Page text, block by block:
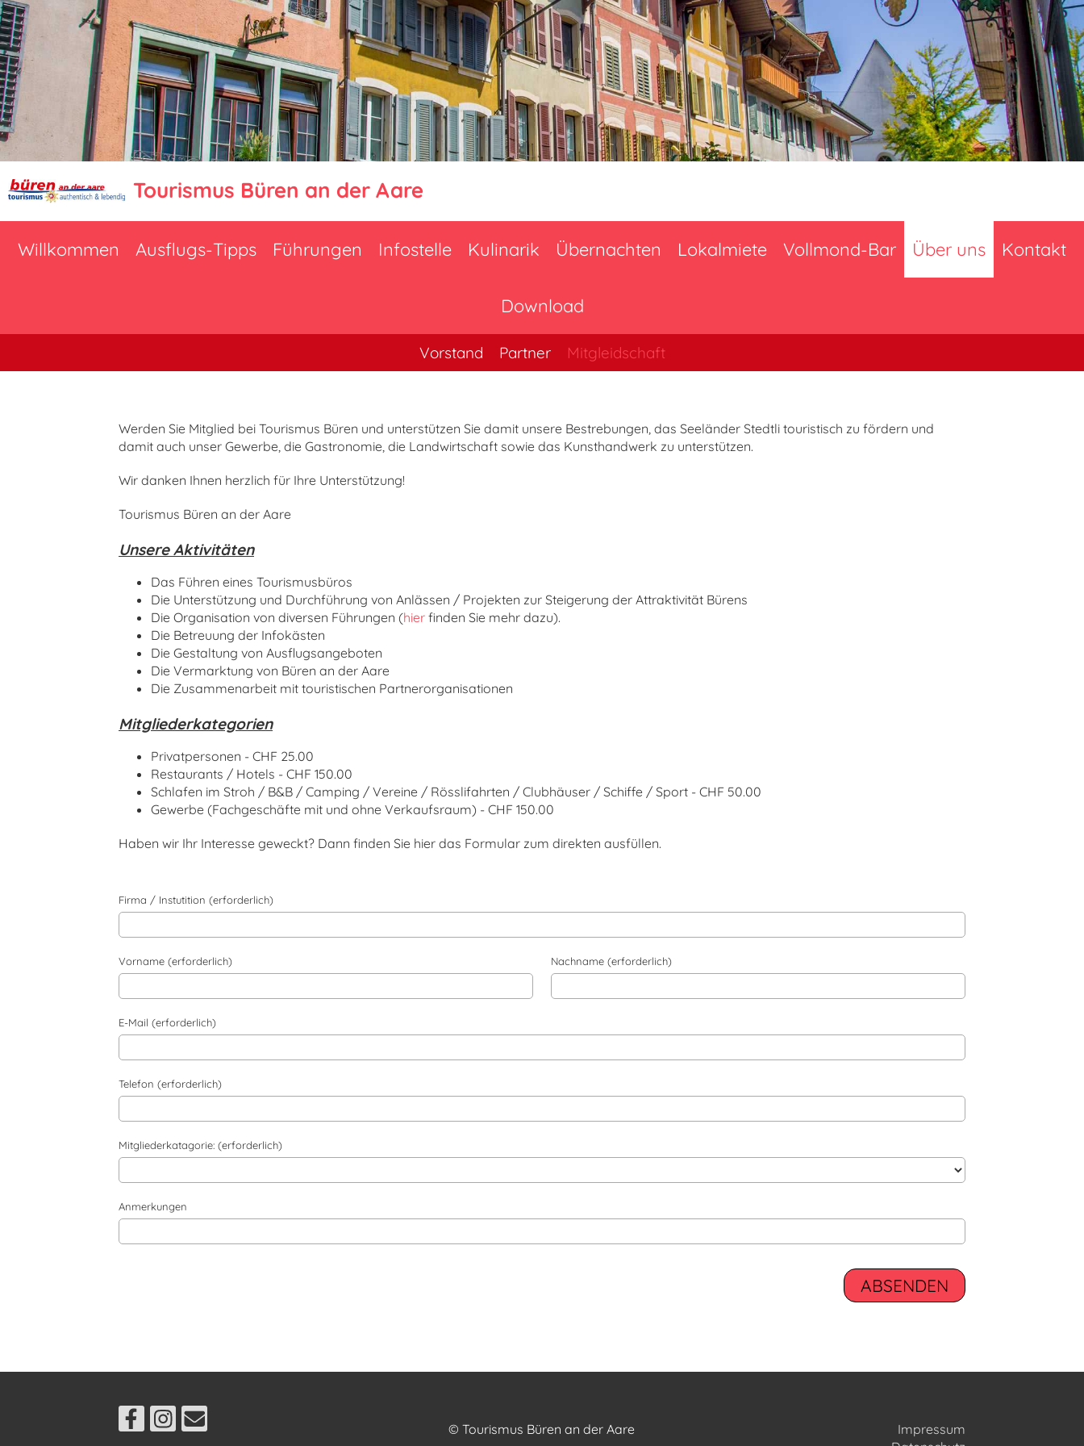
Tourismus Büren an der Aare
Willkommen Ausflugs-Tipps Führungen Infostelle Kulinarik Übernachten Lokalmiete Vollmond-Bar Über uns Kontakt
Download
Vorstand Partner Mitgleidschaft
Werden Sie Mitglied bei Tourismus Büren und unterstützen Sie damit unsere Bestrebungen, das Seeländer Stedtli touristisch zu fördern und
damit auch unser Gewerbe, die Gastronomie, die Landwirtschaft sowie das Kunsthandwerk zu unterstützen.
Wir danken Ihnen herzlich für Ihre Unterstützung!
Tourismus Büren an der Aare
Unsere Aktivitäten
Das Führen eines Tourismusbüros
Die Unterstützung und Durchführung von Anlässen / Projekten zur Steigerung der Attraktivität Bürens
Die Organisation von diversen Führungen (hier finden Sie mehr dazu).
Die Betreuung der Infokästen
Die Gestaltung von Ausflugsangeboten
Die Vermarktung von Büren an der Aare
Die Zusammenarbeit mit touristischen Partnerorganisationen
Mitgliederkategorien
Privatpersonen - CHF 25.00
Restaurants / Hotels - CHF 150.00
Schlafen im Stroh / B&B / Camping / Vereine / Rösslifahrten / Clubhäuser / Schiffe / Sport - CHF 50.00
Gewerbe (Fachgeschäfte mit und ohne Verkaufsraum) - CHF 150.00
Haben wir Ihr Interesse geweckt? Dann finden Sie hier das Formular zum direkten ausfüllen.
Firma / Instutition (erforderlich)
Vorname (erforderlich) Nachname (erforderlich)
E-Mail (erforderlich)
Telefon (erforderlich)
Mitgliederkatagorie: (erforderlich)
Anmerkungen
© Tourismus Büren an der Aare
Impressum